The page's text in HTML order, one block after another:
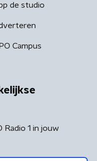
de studio
Campus
Radio 1 in jouw